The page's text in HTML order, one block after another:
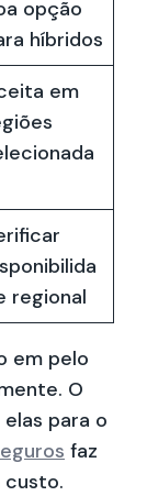
opção
híbridos
em
regional
em pelo
O
para o
faz
custo.